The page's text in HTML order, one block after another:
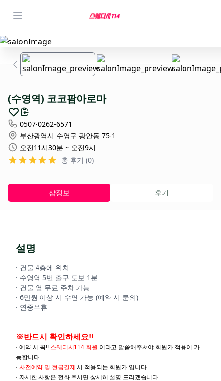
(수영역) 코코팜아로마
0507-0262-6571
부산광역시 수영구 광안동 75-1
오전11시30분 ~ 오전9시
총 후기 (0)
샵정보 후기
설명
· 건물 4층에 위치
· 수영역 5번 출구 도보 1분
· 건물 옆 무료 주차 가능
· 6만원 이상 시 수면 가능 (예약 시 문의)
· 연중무휴
※반드시 확인하세요!!
· 예약 시 꼭!! 스웨디시114 회원 이라고 말씀해주셔야 회원가 적용이 가
능합니다
· 사전예약 및 현금결제 시 적용되는 회원가 입니다.
· 자세한 사항은 전화 주시면 상세히 설명 드리겠습니다.